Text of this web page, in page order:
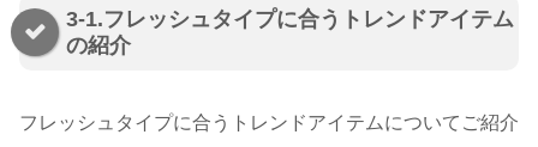
3-1.フレッシュタイプに合うトレンドアイテム
の紹介
フレッシュタイプに合うトレンドアイテムについてご紹介